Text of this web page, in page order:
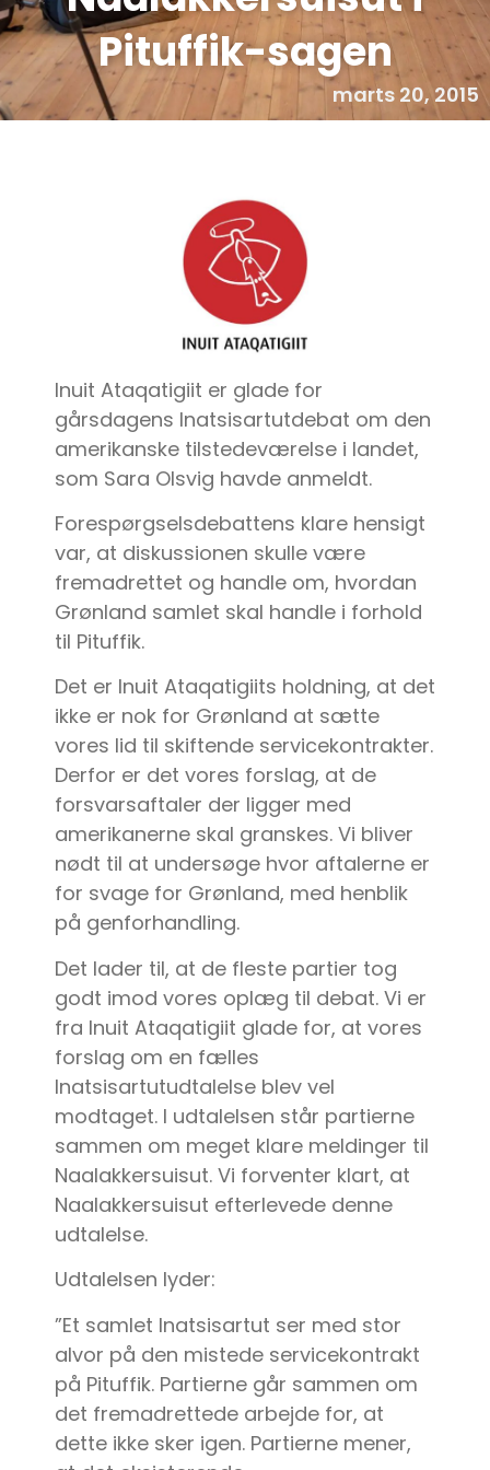
Pituffik-sagen
marts 20, 2015
Inuit Ataqatigiit er glade for
gårsdagens Inatsisartutdebat om den
amerikanske tilstedeværelse i landet,
som Sara Olsvig havde anmeldt.
Forespørgselsdebattens klare hensigt
var, at diskussionen skulle være
fremadrettet og handle om, hvordan
Grønland samlet skal handle i forhold
til Pituffik.
Det er Inuit Ataqatigiits holdning, at det
ikke er nok for Grønland at sætte
vores lid til skiftende servicekontrakter.
Derfor er det vores forslag, at de
forsvarsaftaler der ligger med
amerikanerne skal granskes. Vi bliver
nødt til at undersøge hvor aftalerne er
for svage for Grønland, med henblik
på genforhandling.
Det lader til, at de fleste partier tog
godt imod vores oplæg til debat. Vi er
fra Inuit Ataqatigiit glade for, at vores
forslag om en fælles
Inatsisartutudtalelse blev vel
modtaget. I udtalelsen står partierne
sammen om meget klare meldinger til
Naalakkersuisut. Vi forventer klart, at
Naalakkersuisut efterlevede denne
udtalelse.
Udtalelsen lyder:
”Et samlet Inatsisartut ser med stor
alvor på den mistede servicekontrakt
på Pituffik. Partierne går sammen om
det fremadrettede arbejde for, at
dette ikke sker igen. Partierne mener,